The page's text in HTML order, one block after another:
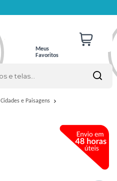
Meus
Favoritos
Cidades e Paisagens